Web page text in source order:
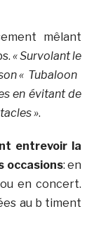
mêlant
« Survolant le
« Tubaloon
en évitant de
».
entrevoir la
occasions: en
en concert.
au b timent